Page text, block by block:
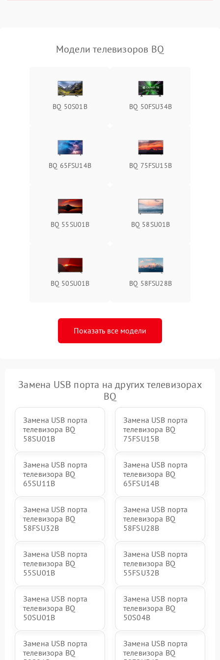
Модели телевизоров BQ
BQ 50S01B BQ 50FSU34B
BQ 65FSU14B BQ 75FSU15B
BQ 55SU01B BQ 58SU01B
BQ 50SU01B BQ 58FSU28B
Показать все модели
Замена USB порта на других телевизорах
BQ
Замена USB порта
телевизора BQ
58SU01B
Замена USB порта
телевизора BQ
75FSU15B
Замена USB порта
телевизора BQ
65SU11B
Замена USB порта
телевизора BQ
65FSU14B
Замена USB порта
телевизора BQ
58FSU32B
Замена USB порта
телевизора BQ
58FSU28B
Замена USB порта
телевизора BQ
55SU01B
Замена USB порта
телевизора BQ
55FSU32B
Замена USB порта
телевизора BQ
50SU01B
Замена USB порта
телевизора BQ
50S04B
Замена USB порта
телевизора BQ
Замена USB порта
телевизора BQ